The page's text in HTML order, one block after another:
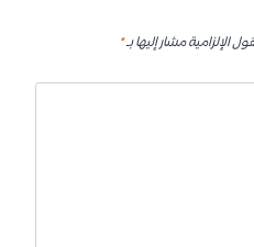
الإلزامية مشار إليها بـ*